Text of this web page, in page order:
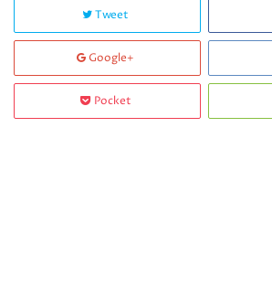
Tweet
Google+
Pocket